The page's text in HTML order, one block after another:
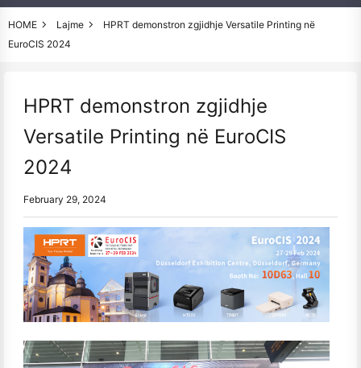
HOME Lajme
HPRT demonstron zgjidhje Versatile Printing në
EuroCIS 2024
HPRT demonstron zgjidhje
Versatile Printing në EuroCIS
2024
February 29, 2024